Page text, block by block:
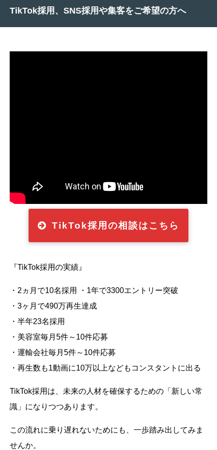
TikTok採用、SNS採用や集客をご希望の方へ
TikTok採用の相談はこちら
『TikTok採用の実績』
・2ヵ月で10名採用 ・1年で3300エントリー突破
・3ヶ月で490万再生達成
・半年23名採用
・美容室毎月5件～10件応募
・運輸会社毎月5件～10件応募
・再生数も1動画に10万以上などもコンスタントに出る
TikTok採用は、未来の人材を確保するための「新しい常
識」になりつつあります。
この流れに乗り遅れないためにも、一歩踏み出してみま
せんか。